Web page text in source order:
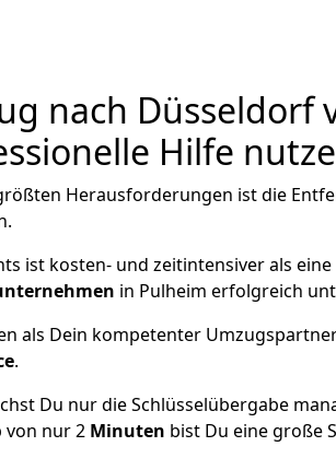
nach Düsseldorf
Hilfe
Herausforderungen ist die
ist kosten- und zeitintensiver als
in Pulheim erfolgreich
als Dein kompetenter
.
Du nur die Schlüsselübergabe
von nur 2 Minuten bist Du eine große